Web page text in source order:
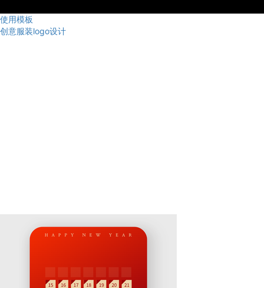
使用模板
创意服装logo设计